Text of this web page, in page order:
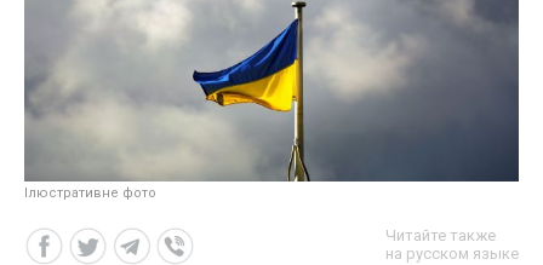
Ілюстративне фото
Читайте также
на русском языке